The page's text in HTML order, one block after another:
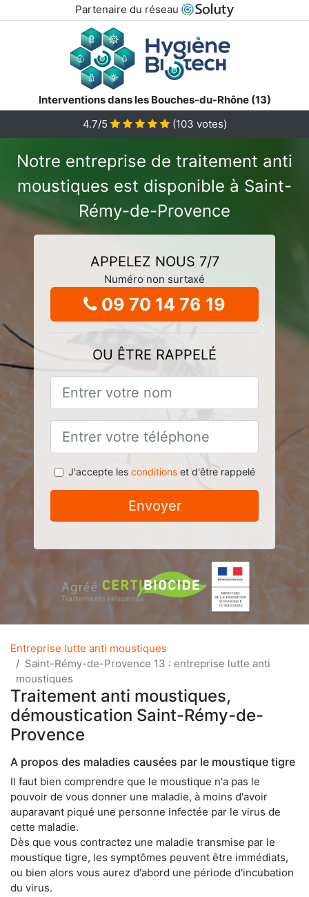
Partenaire du réseau
Interventions dans les Bouches-du-Rhône (13)
4.7/5
(103 votes)
Notre entreprise de traitement anti
moustiques est disponible à Saint-
Rémy-de-Provence
APPELEZ NOUS 7/7
Numéro non surtaxé
09 70 14 76 19
OU ÊTRE RAPPELÉ
J'accepte les conditionset d'être rappelé
Envoyer
Entreprise lutte anti moustiques
Saint-Rémy-de-Provence 13 : entreprise lutte anti
moustiques
Traitement anti moustiques,
démoustication Saint-Rémy-de-
Provence
A propos des maladies causées par le moustique tigre
Il faut bien comprendre que le moustique n'a pas le
pouvoir de vous donner une maladie, à moins d'avoir
auparavant piqué une personne infectée par le virus de
cette maladie.
Dès que vous contractez une maladie transmise par le
moustique tigre, les symptômes peuvent être immédiats,
ou bien alors vous aurez d'abord une période d'incubation
du virus.